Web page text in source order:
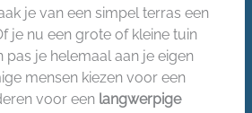
je van een simpel terras een
je nu een grote of kleine tuin
pas je helemaal aan je eigen
mensen kiezen voor een
voor een langwerpige